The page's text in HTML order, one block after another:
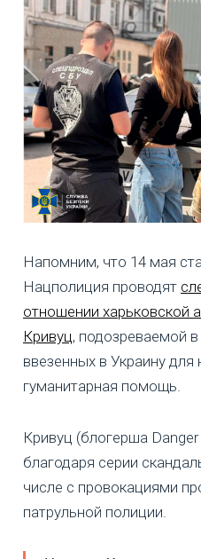
Напомним, что 14 мая
Нацполиция проводят
отношении харьковской
Кривуц, подозреваемой
ввезенных в Украину
гуманитарная помощь.
Кривуц (блогерша
благодаря серии
числе с провокациями
патрульной полиции.